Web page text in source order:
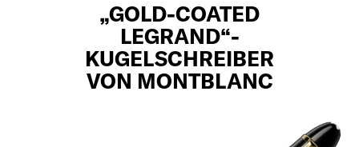
„GOLD-COATED
LEGRAND“-
KUGELSCHREIBER
VON MONTBLANC